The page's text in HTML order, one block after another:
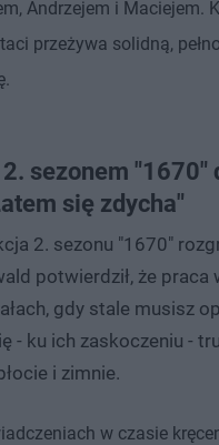
Andrzejem i Maciejem.
przeżywa solidną,
sezonem "1670"
się zdycha"
2. sezonu "1670"
potwierdził, że praca
gdy stale musisz
- ku ich zaskoczeniu -
i zimnie.
w czasie